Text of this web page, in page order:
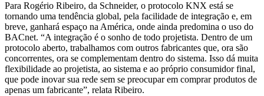
Para Rogério Ribeiro, da Schneider, o protocolo KNX está se
tornando uma tendência global, pela facilidade de integração e, em
breve, ganhará espaço na América, onde ainda predomina o uso do
BACnet. “A integração é o sonho de todo projetista. Dentro de um
protocolo aberto, trabalhamos com outros fabricantes que, ora são
concorrentes, ora se complementam dentro do sistema. Isso dá muita
flexibilidade ao projetista, ao sistema e ao próprio consumidor final,
que pode inovar sua rede sem se preocupar em comprar produtos de
apenas um fabricante”, relata Ribeiro.